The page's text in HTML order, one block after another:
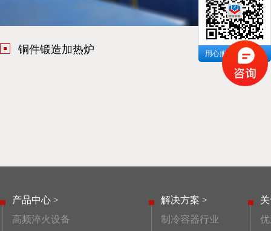
铜件锻造加热炉
产品中心 >
高频淬火设备
解决方案 >
制冷容器行业
用心服务 成就你我